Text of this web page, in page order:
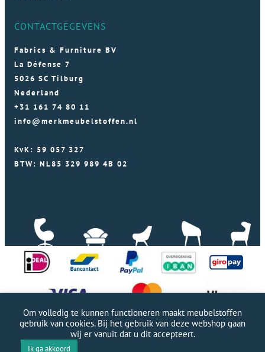
CONTACTGEGEVENS
Fabrics & Furniture BV
La Défense 7
5026 SC Tilburg
Nederland
+31 161 74 80 11
info@merkmeubelstoffen.nl
KvK: 59 057 327
BTW: NL85 329 989 4B 02
Professionele WordPress website door Webworx
Copyright Merkmeubelstoffen 2026
Om volledig te kunnen functioneren maakt meubelstoffen
gebruik van cookies. Bij het gebruik van deze webshop gaan
wij er vanuit dat u dit accepteert.
Ik ga akkoord